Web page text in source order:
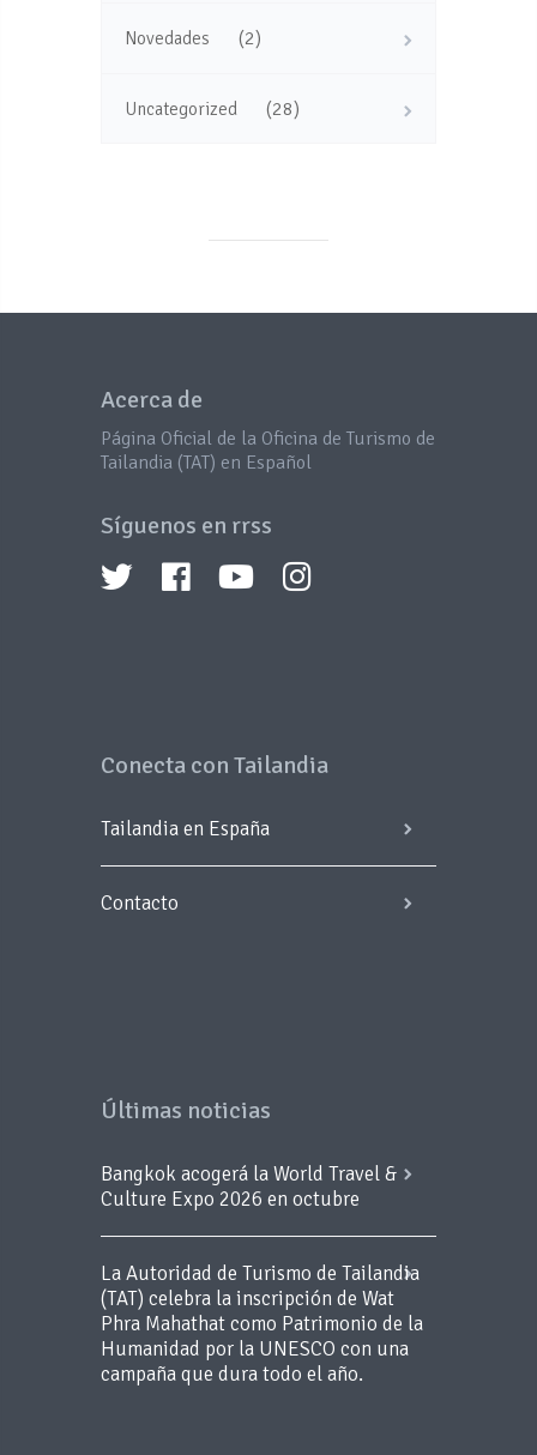
Novedades (2)
Uncategorized (28)
Acerca de
Página Oficial de la Oficina de Turismo de
Tailandia (TAT) en Español
Síguenos en rrss
Conecta con Tailandia
Tailandia en España
Contacto
Últimas noticias
Bangkok acogerá la World Travel &
Culture Expo 2026 en octubre
La Autoridad de Turismo de Tailandia
(TAT) celebra la inscripción de Wat
Phra Mahathat como Patrimonio de la
Humanidad por la UNESCO con una
campaña que dura todo el año.